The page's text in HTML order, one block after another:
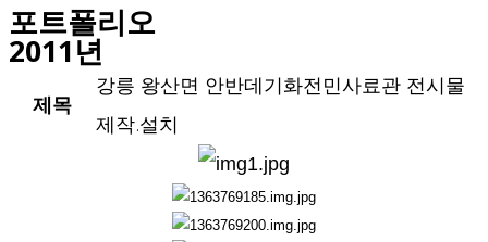
포트폴리오
2011년
제목
강릉 왕산면 안반데기화전민사료관 전시물
제작.설치